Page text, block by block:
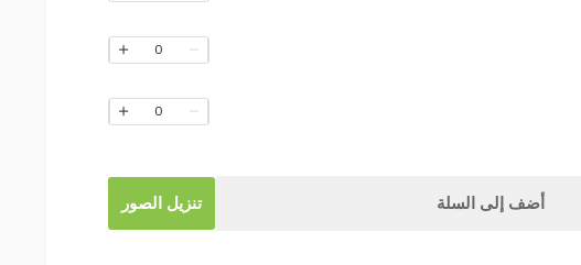
0
0
أضف إلى السلة تنزيل الصور